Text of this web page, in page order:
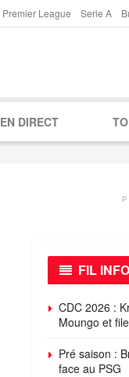
Premier League Serie A
EN DIRECT
FIL INFO
CDC 2026 :
Moungo et
Pré saison :
face au PSG